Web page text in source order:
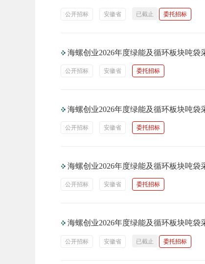
公开招标 安徽省 已截止 委托招标
海螺创业2026年度绿能及循环板块吨袋
公开招标 安徽省 委托招标
海螺创业2026年度绿能及循环板块吨袋
公开招标 安徽省 委托招标
海螺创业2026年度绿能及循环板块吨袋
公开招标 安徽省 委托招标
海螺创业2026年度绿能及循环板块吨袋
公开招标 安徽省 已截止 委托招标